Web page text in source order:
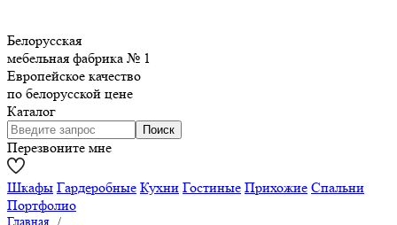
Белорусская
мебельная фабрика № 1
Европейское качество
по белорусской цене
Каталог
Перезвоните мне
Шкафы Гардеробные Кухни Гостиные Прихожие Спальни
Портфолио
Главная /